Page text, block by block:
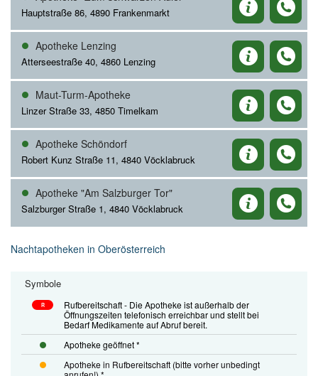
Hauptstraße 86, 4890 Frankenmarkt
Apotheke Lenzing
Atterseestraße 40, 4860 Lenzing
Maut-Turm-Apotheke
Linzer Straße 33, 4850 Timelkam
Apotheke Schöndorf
Robert Kunz Straße 11, 4840 Vöcklabruck
Apotheke "Am Salzburger Tor"
Salzburger Straße 1, 4840 Vöcklabruck
Nachtapotheken in Oberösterreich
Symbole
R
Rufbereitschaft - Die Apotheke ist außerhalb der
Öffnungszeiten telefonisch erreichbar und stellt bei
Bedarf Medikamente auf Abruf bereit.
Apotheke geöffnet *
Apotheke in Rufbereitschaft (bitte vorher unbedingt